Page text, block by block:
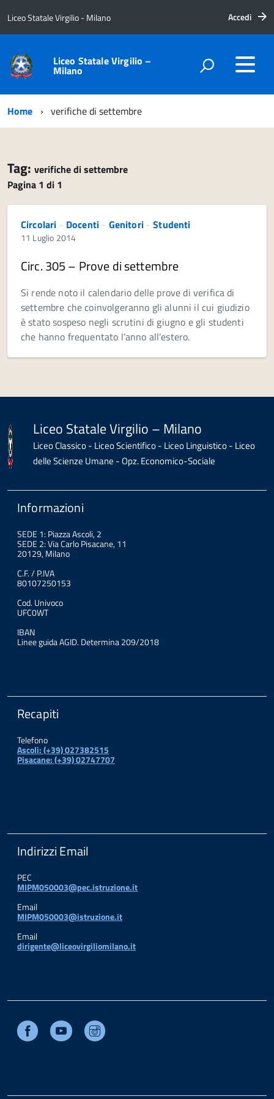
Liceo Statale Virgilio - Milano Accedi
Liceo Statale Virgilio –
Milano
Home verifiche di settembre
Tag: verifiche di settembre
Pagina 1 di 1
Circolari - Docenti - Genitori-Studenti
11 Luglio 2014
Circ. 305 – Prove di settembre
Si rende noto il calendario delle prove di verifica di
settembre che coinvolgeranno gli alunni il cui giudizio
è stato sospeso negli scrutini di giugno e gli studenti
che hanno frequentato l’anno all’estero.
Liceo Statale Virgilio – Milano
Liceo Classico - Liceo Scientifico - Liceo Linguistico - Liceo
delle Scienze Umane - Opz. Economico-Sociale
Informazioni
SEDE 1: Piazza Ascoli, 2
SEDE 2: Via Carlo Pisacane, 11
20129, Milano
C.F. / P.IVA
80107250153
Cod. Univoco
UFC0WT
IBAN
Linee guida AGID. Determina 209/2018
Recapiti
Telefono
Ascoli: (+39) 027382515
Pisacane: (+39) 02747707
Indirizzi Email
PEC
MIPM050003@pec.istruzione.it
Email
MIPM050003@istruzione.it
Email
dirigente@liceovirgiliomilano.it
Facebook Youtube